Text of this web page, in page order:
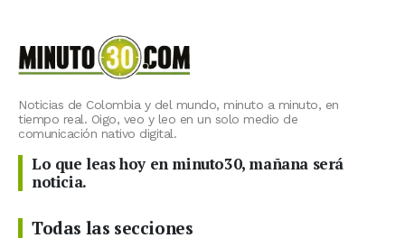
Noticias de Colombia y del mundo, minuto a minuto, en
tiempo real. Oigo, veo y leo en un solo medio de
comunicación nativo digital.
Lo que leas hoy en minuto30, mañana será
noticia.
Todas las secciones